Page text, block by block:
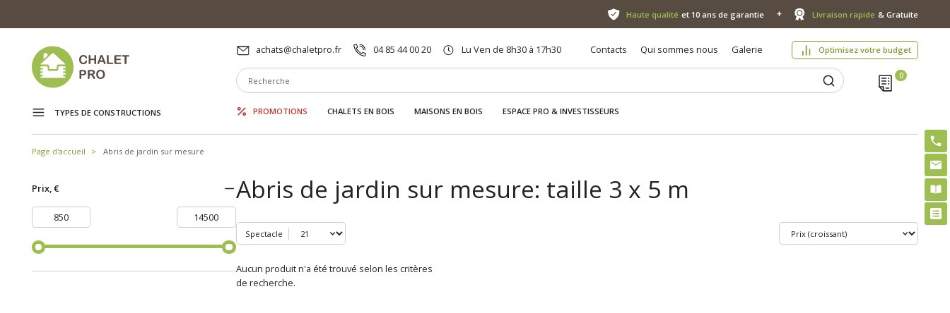
Haute qualité et 10 ans de garantie Livraison rapide & Gratuite
achats@chaletpro.fr 04 85 44 00 20 Lu Ven de 8h30 à 17h30 Contacts Qui sommes nous Galerie Optimisez votre budget
TYPES DE CONSTRUCTIONS PROMOTIONS CHALETS EN BOIS MAISONS EN BOIS ESPACE PRO & INVESTISSEURS
Page d'accueil Abris de jardin sur mesure
Prix, € Abris de jardin sur mesure: taille 3 x 5 m
Spectacle
Aucun produit n'a été trouvé selon les critères
de recherche.